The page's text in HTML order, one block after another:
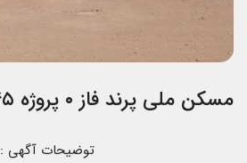
مسکن ملی پرند فاز ۰ پروژه ۱۴۵ هکتاری
توضیحات آگهی :